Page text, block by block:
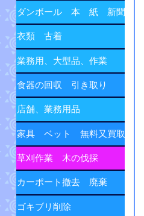
ダンボール 本 紙 新聞
衣類 古着
業務用、大型品、作業
食器の回収 引き取り
店舗、業務用品
家具 ベット 無料又買取
草刈作業 木の伐採
カーポート撤去 廃棄
ゴキブリ削除